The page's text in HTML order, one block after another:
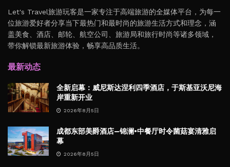
Let's Travel旅游玩客是一家专注于高端旅游的全媒体平台，为每一
位旅游爱好者分享当下最热门和最时尚的旅游生活方式和理念，涵
盖美食、酒店、邮轮、航空公司、旅游局和旅行时尚等诸多领域，
带你解锁最新旅游体验，畅享高品质生活。
最新动态
全新启幕：威尼斯达涅利四季酒店，于斯基亚沃尼海
岸重新开业
2026年8月5日
成都东部美爵酒店—锦澜·中餐厅时令菌菇宴清雅启
幕
2026年8月5日